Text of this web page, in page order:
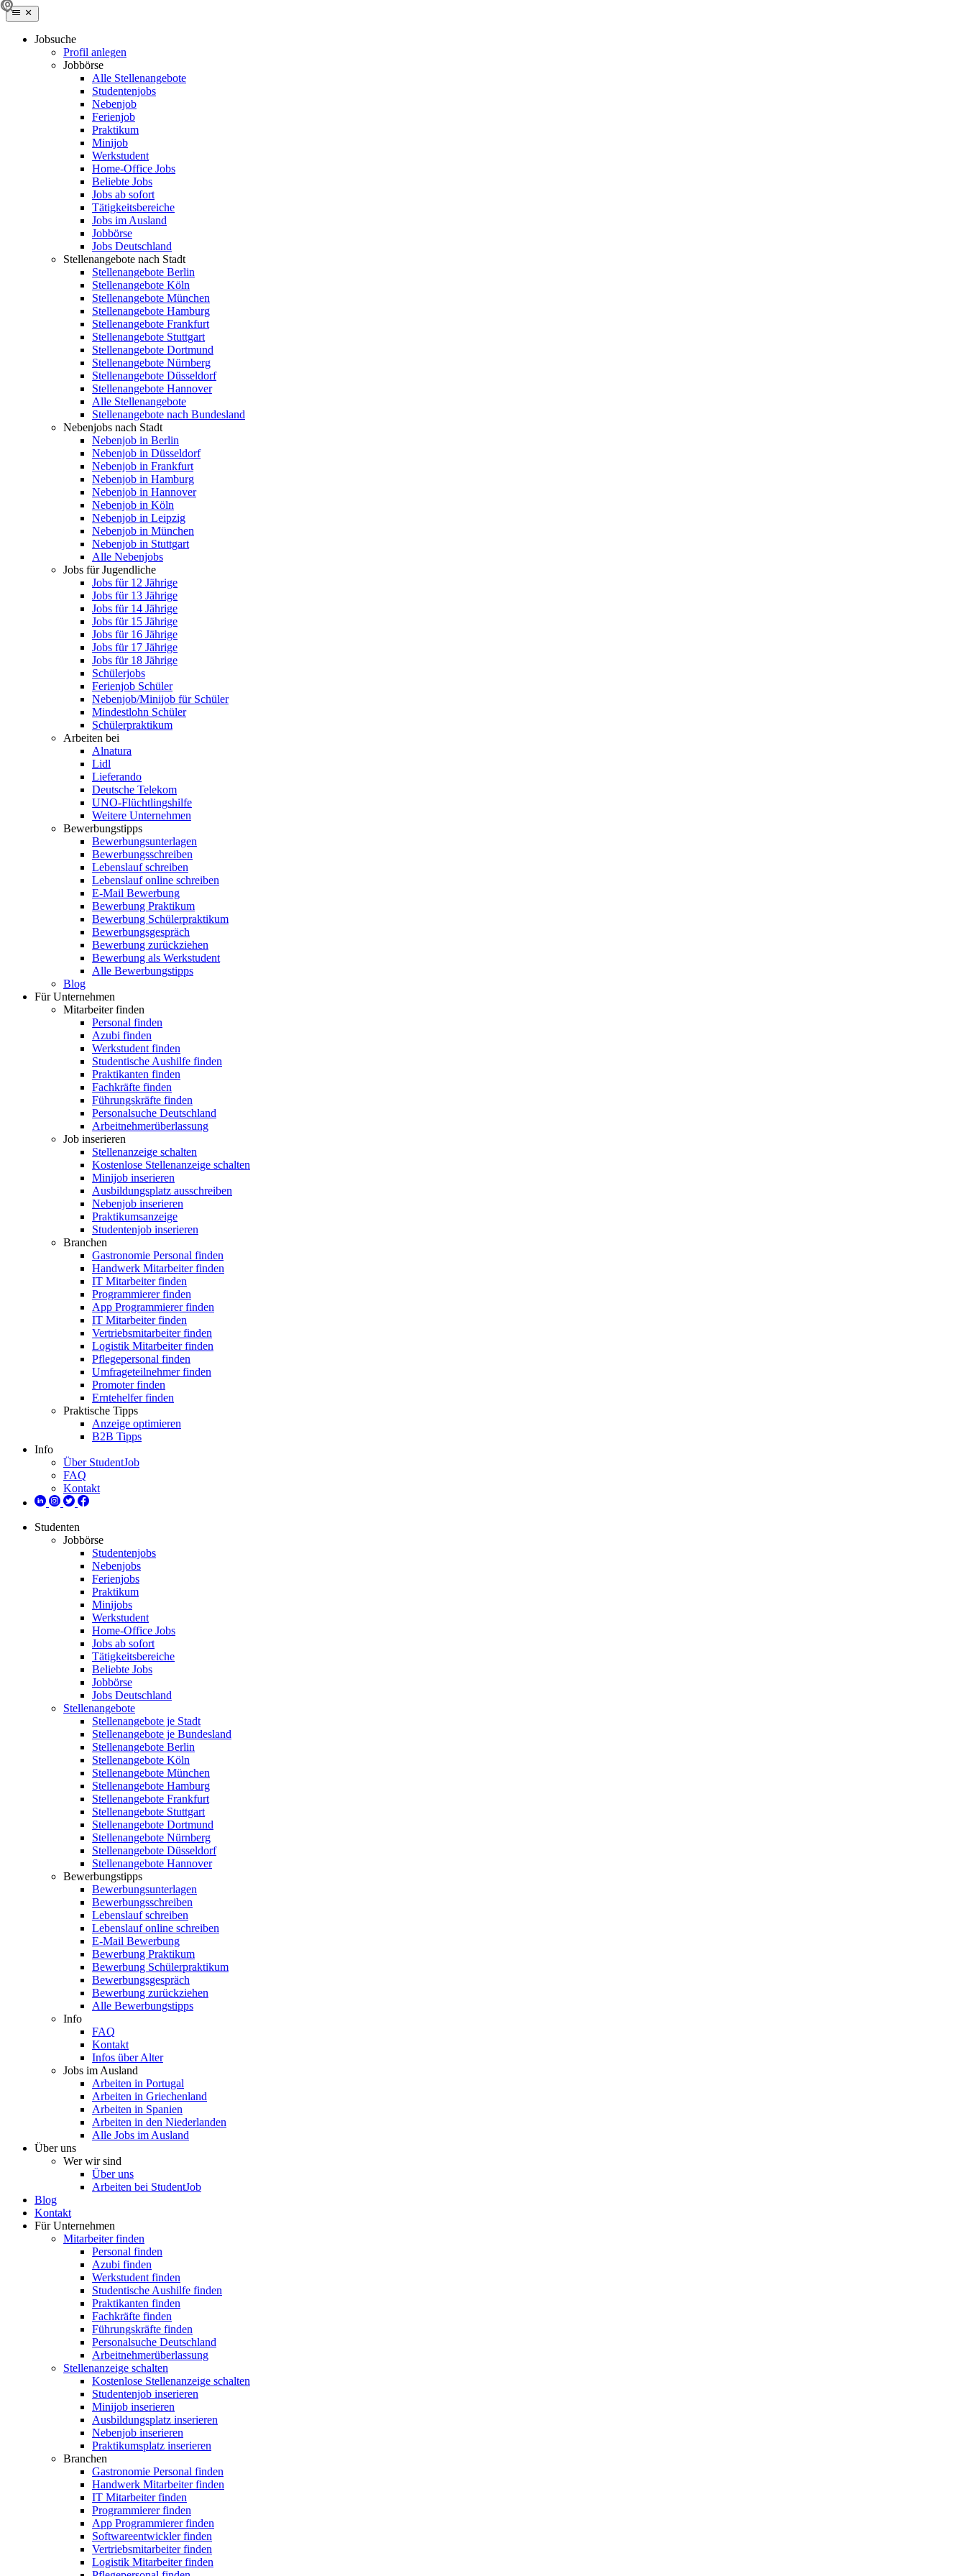
Jobsuche
Profil anlegen
Jobbörse
Alle Stellenangebote
Studentenjobs
Nebenjob
Ferienjob
Praktikum
Minijob
Werkstudent
Home-Office Jobs
Beliebte Jobs
Jobs ab sofort
Tätigkeitsbereiche
Jobs im Ausland
Jobbörse
Jobs Deutschland
Stellenangebote nach Stadt
Stellenangebote Berlin
Stellenangebote Köln
Stellenangebote München
Stellenangebote Hamburg
Stellenangebote Frankfurt
Stellenangebote Stuttgart
Stellenangebote Dortmund
Stellenangebote Nürnberg
Stellenangebote Düsseldorf
Stellenangebote Hannover
Alle Stellenangebote
Stellenangebote nach Bundesland
Nebenjobs nach Stadt
Nebenjob in Berlin
Nebenjob in Düsseldorf
Nebenjob in Frankfurt
Nebenjob in Hamburg
Nebenjob in Hannover
Nebenjob in Köln
Nebenjob in Leipzig
Nebenjob in München
Nebenjob in Stuttgart
Alle Nebenjobs
Jobs für Jugendliche
Jobs für 12 Jährige
Jobs für 13 Jährige
Jobs für 14 Jährige
Jobs für 15 Jährige
Jobs für 16 Jährige
Jobs für 17 Jährige
Jobs für 18 Jährige
Schülerjobs
Ferienjob Schüler
Nebenjob/Minijob für Schüler
Mindestlohn Schüler
Schülerpraktikum
Arbeiten bei
Alnatura
Lidl
Lieferando
Deutsche Telekom
UNO-Flüchtlingshilfe
Weitere Unternehmen
Bewerbungstipps
Bewerbungsunterlagen
Bewerbungsschreiben
Lebenslauf schreiben
Lebenslauf online schreiben
E-Mail Bewerbung
Bewerbung Praktikum
Bewerbung Schülerpraktikum
Bewerbungsgespräch
Bewerbung zurückziehen
Bewerbung als Werkstudent
Alle Bewerbungstipps
Blog
Für Unternehmen
Mitarbeiter finden
Personal finden
Azubi finden
Werkstudent finden
Studentische Aushilfe finden
Praktikanten finden
Fachkräfte finden
Führungskräfte finden
Personalsuche Deutschland
Arbeitnehmerüberlassung
Job inserieren
Stellenanzeige schalten
Kostenlose Stellenanzeige schalten
Minijob inserieren
Ausbildungsplatz ausschreiben
Nebenjob inserieren
Praktikumsanzeige
Studentenjob inserieren
Branchen
Gastronomie Personal finden
Handwerk Mitarbeiter finden
IT Mitarbeiter finden
Programmierer finden
App Programmierer finden
IT Mitarbeiter finden
Vertriebsmitarbeiter finden
Logistik Mitarbeiter finden
Pflegepersonal finden
Umfrageteilnehmer finden
Promoter finden
Erntehelfer finden
Praktische Tipps
Anzeige optimieren
B2B Tipps
Info
Über StudentJob
FAQ
Kontakt
Studenten
Jobbörse
Studentenjobs
Nebenjobs
Ferienjobs
Praktikum
Minijobs
Werkstudent
Home-Office Jobs
Jobs ab sofort
Tätigkeitsbereiche
Beliebte Jobs
Jobbörse
Jobs Deutschland
Stellenangebote
Stellenangebote je Stadt
Stellenangebote je Bundesland
Stellenangebote Berlin
Stellenangebote Köln
Stellenangebote München
Stellenangebote Hamburg
Stellenangebote Frankfurt
Stellenangebote Stuttgart
Stellenangebote Dortmund
Stellenangebote Nürnberg
Stellenangebote Düsseldorf
Stellenangebote Hannover
Bewerbungstipps
Bewerbungsunterlagen
Bewerbungsschreiben
Lebenslauf schreiben
Lebenslauf online schreiben
E-Mail Bewerbung
Bewerbung Praktikum
Bewerbung Schülerpraktikum
Bewerbungsgespräch
Bewerbung zurückziehen
Alle Bewerbungstipps
Info
FAQ
Kontakt
Infos über Alter
Jobs im Ausland
Arbeiten in Portugal
Arbeiten in Griechenland
Arbeiten in Spanien
Arbeiten in den Niederlanden
Alle Jobs im Ausland
Über uns
Wer wir sind
Über uns
Arbeiten bei StudentJob
Blog
Kontakt
Für Unternehmen
Mitarbeiter finden
Personal finden
Azubi finden
Werkstudent finden
Studentische Aushilfe finden
Praktikanten finden
Fachkräfte finden
Führungskräfte finden
Personalsuche Deutschland
Arbeitnehmerüberlassung
Stellenanzeige schalten
Kostenlose Stellenanzeige schalten
Studentenjob inserieren
Minijob inserieren
Ausbildungsplatz inserieren
Nebenjob inserieren
Praktikumsplatz inserieren
Branchen
Gastronomie Personal finden
Handwerk Mitarbeiter finden
IT Mitarbeiter finden
Programmierer finden
App Programmierer finden
Softwareentwickler finden
Vertriebsmitarbeiter finden
Logistik Mitarbeiter finden